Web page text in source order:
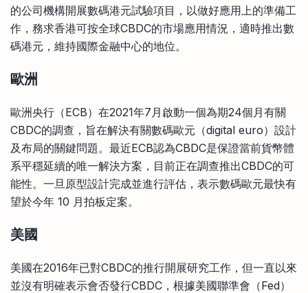
的公司機構開展數碼港元試驗項目，以做好應用上的準備工
作，務求香港可按全球CBDC的市場應用情況，適時推出數
碼港元，維持國際金融中心的地位。
歐洲
歐洲央行（ECB）在2021年7月啟動一個為期24個月有關
CBDC的調查，旨在解決有關數碼歐元（digital euro）設計
及布局的關鍵問題。最近ECB認為CBDC是保證當前貨幣體
系平穩延續的唯一解決方案，目前正在調查推出CBDC的可
能性。一旦原型設計完成並進行評估，表示數碼歐元最快有
望於今年 10 月拍板定案。
美國
美國在2016年已對CBDC的推行開展研究工作，但一直以來
並沒有明確表示會否發行CBDC，根據美國聯準會（Fed）